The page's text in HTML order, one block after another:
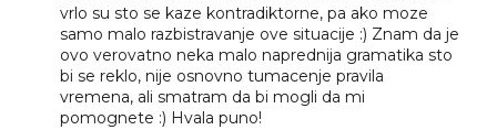
vrlo su sto se kaze kontradiktorne, pa ako moze
samo malo razbistravanje ove situacije :) Znam da je
ovo verovatno neka malo naprednija gramatika sto
bi se reklo, nije osnovno tumacenje pravila
vremena, ali smatram da bi mogli da mi
pomognete :) Hvala puno!